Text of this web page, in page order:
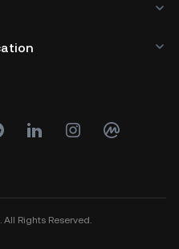
Rights Reserved.